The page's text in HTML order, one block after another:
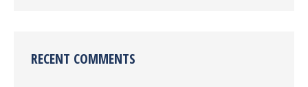
RECENT COMMENTS